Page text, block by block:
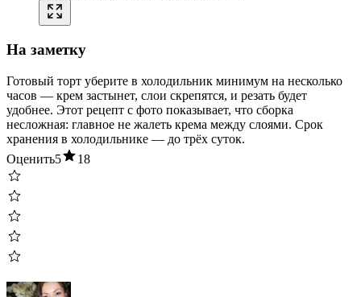
На заметку
Готовый торт уберите в холодильник минимум на несколько
часов — крем застынет, слои скрепятся, и резать будет
удобнее. Этот рецепт с фото показывает, что сборка
несложная: главное не жалеть крема между слоями. Срок
хранения в холодильнике — до трёх суток.
Оценить5 18